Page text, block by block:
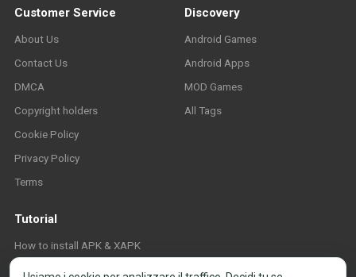
Customer Service
About Us
Contact Us
DMCA
Copyright holders
Cookie Policy
Privacy Policy
Terms
Discovery
Android Games
Android Apps
MOD Games
All Tags
Tutorial
How to install APK & XAPK